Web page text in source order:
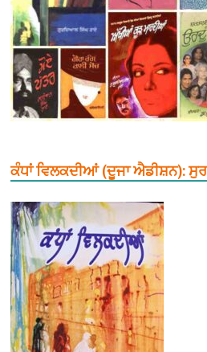
ਕੰਧਾਂ ਵਿਲਕਦੀਆਂ (ਦੂਜਾ ਐਡੀਸ਼ਨ):